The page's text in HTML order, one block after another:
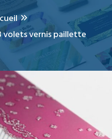
volets vernis paillette